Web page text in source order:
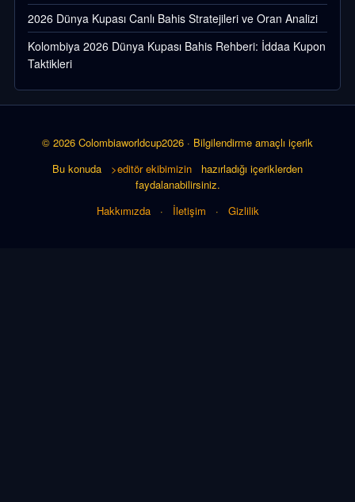
2026 Dünya Kupası Canlı Bahis Stratejileri ve Oran Analizi
Kolombiya 2026 Dünya Kupası Bahis Rehberi: İddaa Kupon
Taktikleri
© 2026 Colombiaworldcup2026 · Bilgilendirme amaçlı içerik
Bu konuda
>editör ekibimizin
hazırladığı içeriklerden
faydalanabilirsiniz.
Hakkımızda
· İletişim · Gizlilik